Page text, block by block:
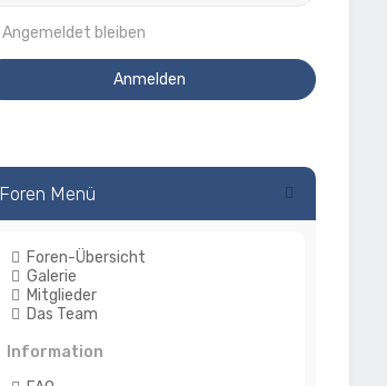
Angemeldet bleiben
Foren Menü
Foren-Übersicht
Galerie
Mitglieder
Das Team
Information